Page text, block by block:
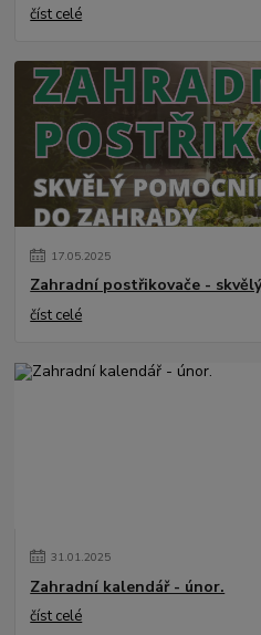
číst celé
17.05.2025
Zahradní postřikovače -
číst celé
31.01.2025
Zahradní kalendář - únor.
číst celé